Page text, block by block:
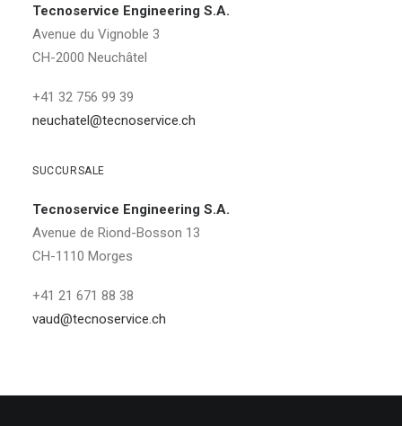
Tecnoservice Engineering S.A.
Avenue du Vignoble 3
CH-2000 Neuchâtel
+41 32 756 99 39
neuchatel@tecnoservice.ch
SUCCURSALE
Tecnoservice Engineering S.A.
Avenue de Riond-Bosson 13
CH-1110 Morges
+41 21 671 88 38
vaud@tecnoservice.ch